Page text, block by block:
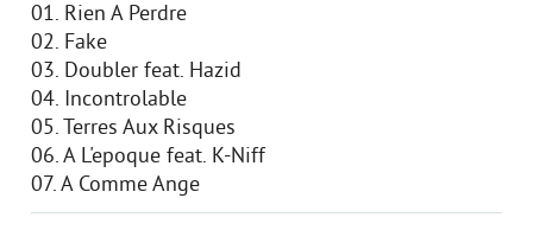
01. Rien A Perdre
02. Fake
03. Doubler feat. Hazid
04. Incontrolable
05. Terres Aux Risques
06. A L'epoque feat. K-Niff
07. A Comme Ange